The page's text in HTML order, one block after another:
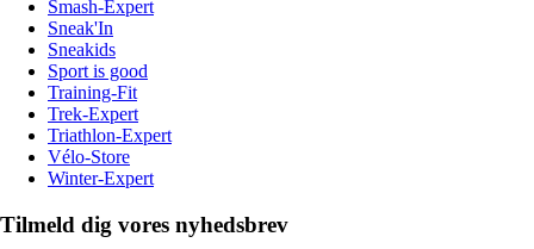
Smash-Expert
Sneak'In
Sneakids
Sport is good
Training-Fit
Trek-Expert
Triathlon-Expert
Vélo-Store
Winter-Expert
Tilmeld dig vores nyhedsbrev